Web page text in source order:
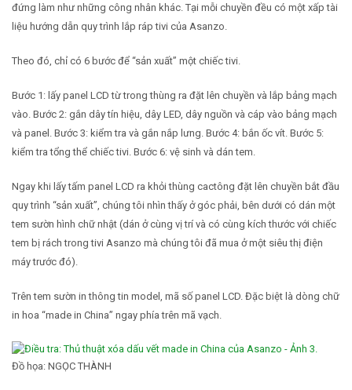
đứng làm như những công nhân khác. Tại mỗi chuyền đều có một xấp tài
liệu hướng dẫn quy trình lắp ráp tivi của Asanzo.
Theo đó, chỉ có 6 bước để “sản xuất” một chiếc tivi.
Bước 1: lấy panel LCD từ trong thùng ra đặt lên chuyền và lắp bảng mạch
vào. Bước 2: gắn dây tín hiệu, dây LED, dây nguồn và cáp vào bảng mạch
và panel. Bước 3: kiểm tra và gắn nắp lưng. Bước 4: bắn ốc vít. Bước 5:
kiểm tra tổng thể chiếc tivi. Bước 6: vệ sinh và dán tem.
Ngay khi lấy tấm panel LCD ra khỏi thùng cactông đặt lên chuyền bắt đầu
quy trình “sản xuất”, chúng tôi nhìn thấy ở góc phải, bên dưới có dán một
tem sườn hình chữ nhật (dán ở cùng vị trí và có cùng kích thước với chiếc
tem bị rách trong tivi Asanzo mà chúng tôi đã mua ở một siêu thị điện
máy trước đó).
Trên tem sườn in thông tin model, mã số panel LCD. Đặc biệt là dòng chữ
in hoa “made in China” ngay phía trên mã vạch.
Đồ họa: NGỌC THÀNH